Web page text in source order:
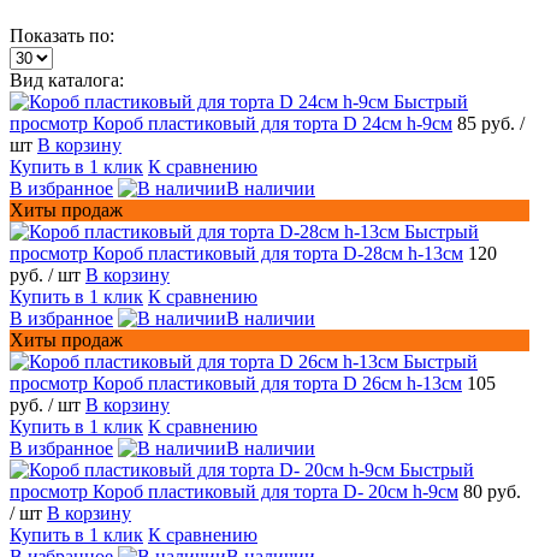
Показать по:
Вид каталога:
Быстрый
просмотр Короб пластиковый для торта D 24см h-9см 85 руб. /
шт В корзину
Купить в 1 клик К сравнению
В избранное
В наличии
Хиты продаж
Быстрый
просмотр Короб пластиковый для торта D-28см h-13см 120
руб. / шт В корзину
Купить в 1 клик К сравнению
В избранное
В наличии
Хиты продаж
Быстрый
просмотр Короб пластиковый для торта D 26см h-13см 105
руб. / шт В корзину
Купить в 1 клик К сравнению
В избранное
В наличии
Быстрый
просмотр Короб пластиковый для торта D- 20см h-9см 80 руб.
/ шт В корзину
Купить в 1 клик К сравнению